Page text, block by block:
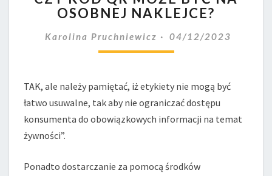
QR
BYĆ
NA
OSOBNEJ NAKLEJCE?
Karolina Pruchniewicz 04/12/2023
TAK, ale należy pamiętać, iż etykiety nie mogą być
łatwo usuwalne, tak aby nie ograniczać dostępu
konsu­menta do obowiązkowych informacji na temat
żywności”.
Ponadto dostarczanie za pomocą środków